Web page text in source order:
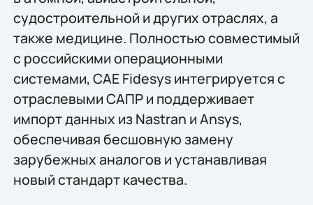
судостроительной и других отраслях, а
также медицине. Полностью совместимый
с российскими операционными
системами, CAE Fidesys интегрируется с
отраслевыми САПР и поддерживает
импорт данных из Nastran и Ansys,
обеспечивая бесшовную замену
зарубежных аналогов и устанавливая
новый стандарт качества.